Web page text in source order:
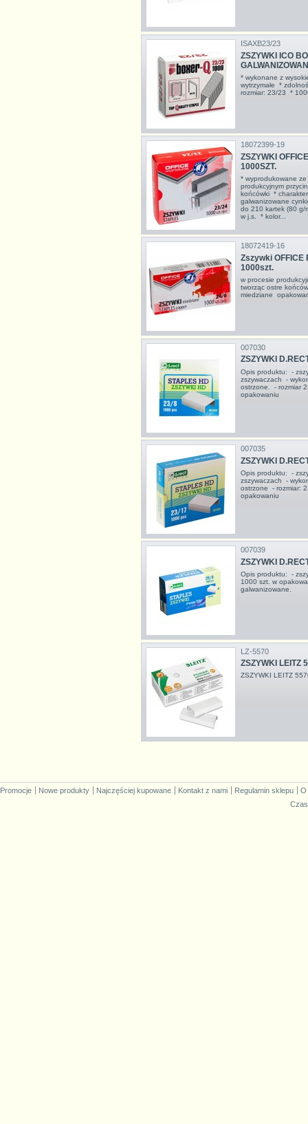
ISAXB23/23
ZSZYWKI ICO
* wykonane z
wytrzymałe *
rozmiar: 23/23 *
18072399-19
ZSZYWKI
1000SZT.
* wyprodukowane
produkcyjnym
końcówki *
galwanizowane
do 210 kartek (80
w j.s. * kolor...
18072419-16
Zszywki OFFICE
1000szt.
w procesie
tworząc ostre
miedziane
007030
ZSZYWKI
Opis produktu: -
zszywaczach -
ostrzone. - rozmiar
opakowaniu
007035
ZSZYWKI
Opis produktu: -
zszywaczach -
ostrzone - rozmiar:
opakowaniu
007039
ZSZYWKI
Opis produktu: -
1000 szt. w
galwanizowane.
LZ-5570
ZSZYWKI LEITZ
ZSZYWKI LEITZ
Promocje Nowe produkty Najczęściej kupowane Kontakt z nami Regulamin sklepu
O